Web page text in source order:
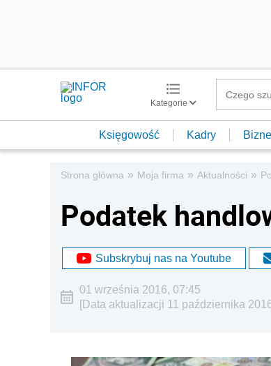
Kategorie
Księgowość Kadry
Strona główna » Moja firma » Aktualności »
Podatek
Subskrybuj nas na Youtube
01 września 2016, 07:45
[Data aktualizacji 11 października